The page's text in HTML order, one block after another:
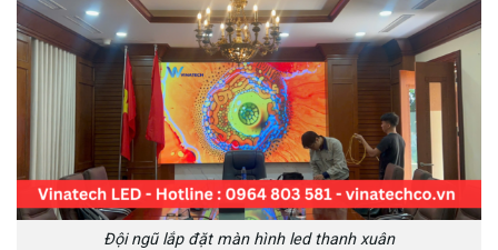
Đội ngũ lắp đặt màn hình led thanh xuân